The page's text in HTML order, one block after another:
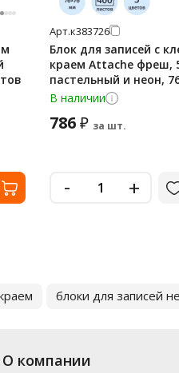
Арт.к383726
Блок для записей с
краем Attache фреш,
пастельный и неон,
400 листов
В наличии
786₽ за шт.
- +
блоки для записей
О компании